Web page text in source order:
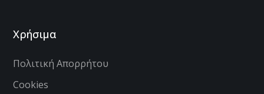
Χρήσιμα
Πολιτική Απορρήτου
Cookies